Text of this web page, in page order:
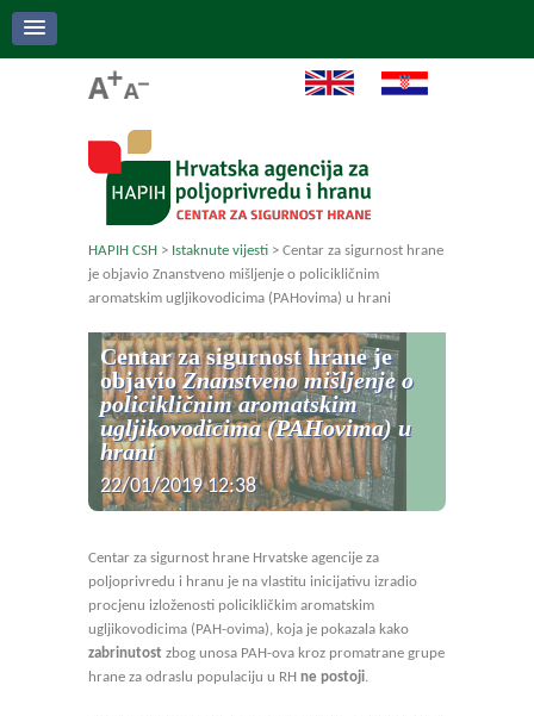
HAPIH CSH > Istaknute vijesti > Centar za sigurnost hrane
je objavio Znanstveno mišljenje o policikličnim
aromatskim ugljikovodicima (PAHovima) u hrani
Centar za sigurnost hrane je
objavioZnanstveno mišljenje o
policikličnim aromatskim
ugljikovodicima (PAHovima) u
hrani
22/01/2019 12:38
Centar za sigurnost hrane Hrvatske agencije za
poljoprivredu i hranu je na vlastitu inicijativu izradio
procjenu izloženosti policikličkim aromatskim
ugljikovodicima (PAH-ovima), koja je pokazala kako
zabrinutost zbog unosa PAH-ova kroz promatrane grupe
hrane za odraslu populaciju u RH ne postoji.